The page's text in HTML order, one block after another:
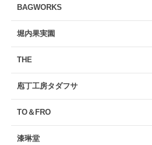
BAGWORKS
堀内果実園
THE
庖丁工房タダフサ
TO＆FRO
漆琳堂